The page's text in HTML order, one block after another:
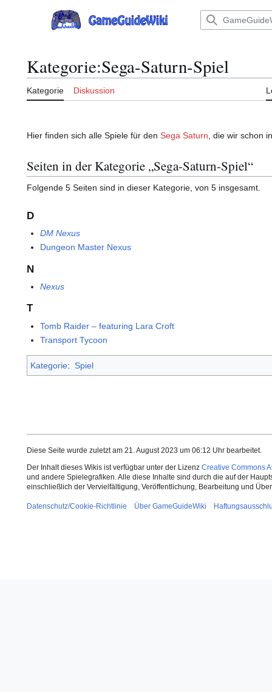
Hauptmenü
Kategorie:Sega-Saturn-Spiel
Kategorie Diskussion
Hier finden sich alle Spiele für den Sega Saturn , die wir schon
Seiten in der Kategorie „Sega-Saturn-Spiel“
Folgende 5 Seiten sind in dieser Kategorie, von 5 insgesamt.
D
DM Nexus
Dungeon Master Nexus
N
Nexus
T
Tomb Raider – featuring Lara Croft
Transport Tycoon
Kategorie: Spiel
Diese Seite wurde zuletzt am 21. August 2023 um 06:12 Uhr bearbeitet.
Der Inhalt dieses Wikis ist verfügbar unter der Lizenz Creative Commons
und andere Spielegrafiken. Alle diese Inhalte sind durch die auf der
einschließlich der Vervielfältigung, Veröffentlichung, Bearbeitung und
Datenschutz/Cookie-Richtlinie Über GameGuideWiki